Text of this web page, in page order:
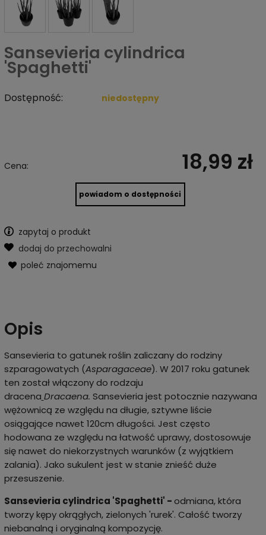
Sansevieria cylindrica
'Spaghetti'
Dostępność: niedostępny
Cena: 18,99 zł
powiadom o dostępności
zapytaj o produkt
dodaj do przechowalni
poleć znajomemu
Opis
Sansevieria to gatunek roślin zaliczany do rodziny
szparagowatych (Asparagaceae). W 2017 roku gatunek
ten został włączony do rodzaju
dracena Dracaena. Sansevieria jest potocznie nazywana
wężownicą ze względu na długie, sztywne liście
osiągające nawet 120cm długości. Jest często
hodowana ze względu na łatwość uprawy, dostosowuje
się nawet do niekorzystnych warunków (z wyjątkiem
zalania). Jako sukulent jest w stanie znieść duże
przesuszenie.
Sansevieria cylindrica 'Spaghetti' -odmiana, która
tworzy kępy okrągłych, zielonych 'rurek'. Całość tworzy
niebanalną i oryginalną kompozycję.